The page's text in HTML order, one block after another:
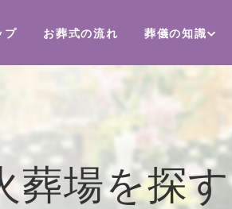
プ お葬式の流れ 葬儀の知識
葬場を探す